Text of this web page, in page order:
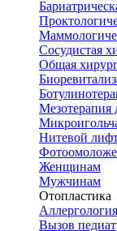
Сосудистая
Общая
Мезотерапия
Нитевой
Женщинам
Мужчинам
Отопластика
Аллергология
Вызов